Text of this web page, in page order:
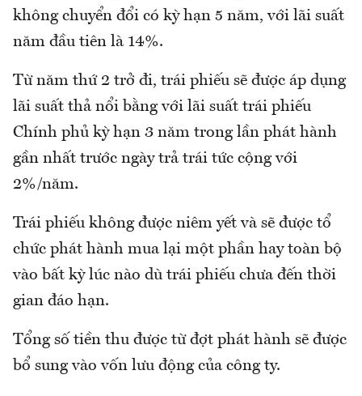
không chuyển đổi có kỳ hạn 5 năm, với lãi suất
năm đầu tiên là 14%.
Từ năm thứ 2 trở đi, trái phiếu sẽ được áp dụng
lãi suất thả nổi bằng với lãi suất trái phiếu
Chính phủ kỳ hạn 3 năm trong lần phát hành
gần nhất trước ngày trả trái tức cộng với
2%/năm.
Trái phiếu không được niêm yết và sẽ được tổ
chức phát hành mua lại một phần hay toàn bộ
vào bất kỳ lúc nào dù trái phiếu chưa đến thời
gian đáo hạn.
Tổng số tiền thu được từ đợt phát hành sẽ được
bổ sung vào vốn lưu động của công ty.